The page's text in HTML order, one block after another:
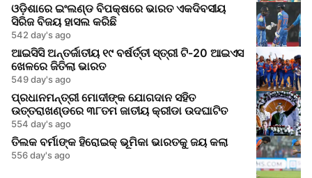
ଓଡ଼ିଶାରେ ଇଂଲଣ୍ଡ ବିପକ୍ଷରେ ଭାରତ ଏକଦିବସୀୟ
ସିରିଜ ବିଜୟ ହାସଲ କରିଛି
542 day's ago
ଆଇସିସି ଅନ୍ତର୍ଜାତୀୟ ୧୯ ବର୍ଷର୍ତ୍ତୀ ସ୍ତ୍ରୀ ଟି-20 ଆଇଏସ
ଖେଳରେ ଜିତିଲା ଭାରତ
549 day's ago
ପ୍ରଧାନମନ୍ତ୍ରୀ ମୋଦୀଙ୍କ ଯୋଗଦାନ ସହିତ
ଉତ୍ତରାଖଣ୍ଡରେ ୩୮ତମ ଜାତୀୟ କ୍ରୀଡା ଉଦଘାଟିତ
554 day's ago
ତିଲକ ବର୍ମାଙ୍କ ହିରୋଇକ୍ ଭୂମିକା ଭାରତକୁ ଜୟ କଲା
556 day's ago